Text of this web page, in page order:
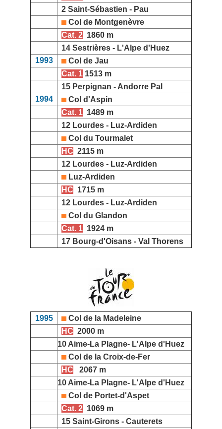
2 Saint-Sébastien - Pau
Col de Montgenèvre
Cat. 2 1860 m
14 Sestrières - L'Alpe d'Huez
1993
Col de Jau
Cat. 1 1513 m
15 Perpignan - Andorre Pal
1994
Col d'Aspin
Cat. 1 1489 m
12 Lourdes - Luz-Ardiden
Col du Tourmalet
HC 2115 m
12 Lourdes - Luz-Ardiden
Luz-Ardiden
HC 1715 m
12 Lourdes - Luz-Ardiden
Col du Glandon
Cat. 1 1924 m
17 Bourg-d'Oisans - Val Thorens
1995
Col de la Madeleine
HC 2000 m
10 Aime-La Plagne- L'Alpe d'Huez
Col de la Croix-de-Fer
HC 2067 m
10 Aime-La Plagne- L'Alpe d'Huez
Col de Portet-d'Aspet
Cat. 2 1069 m
15 Saint-Girons - Cauterets